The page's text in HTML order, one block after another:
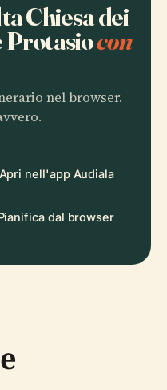
Chiesa dei
Protasiocon
nel browser.
Apri nell'app Audiala
dal browser